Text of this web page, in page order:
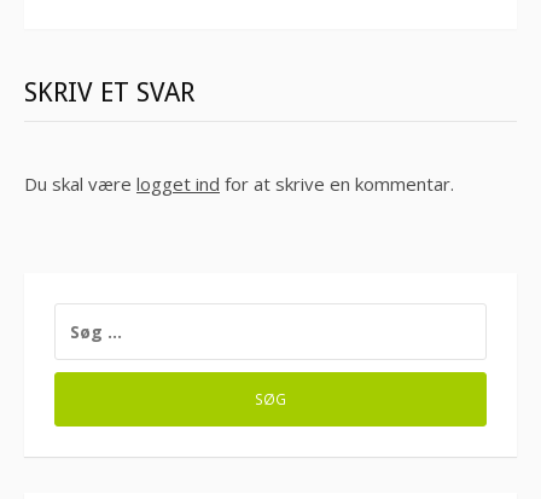
SKRIV ET SVAR
Du skal være logget ind for at skrive en kommentar.
EFTER: